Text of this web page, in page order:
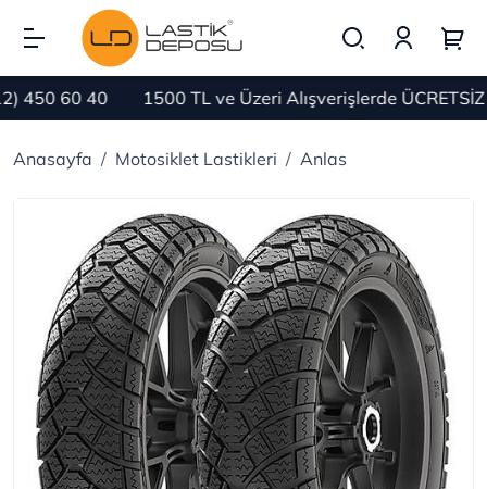
60 40 1500 TL ve Üzeri Alışverişlerde ÜCRETSİZ
Anasayfa Motosiklet Lastikleri Anlas